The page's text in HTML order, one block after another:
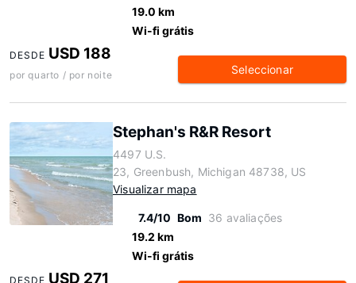
19.0 km
Wi-fi grátis
DESDE USD 188
por quarto / por noite Seleccionar
Stephan's R&R Resort
4497 U.S.
23, Greenbush, Michigan 48738, US
Visualizar mapa
7.4/10 Bom 36 avaliações
19.2 km
Wi-fi grátis
DESDE USD 271